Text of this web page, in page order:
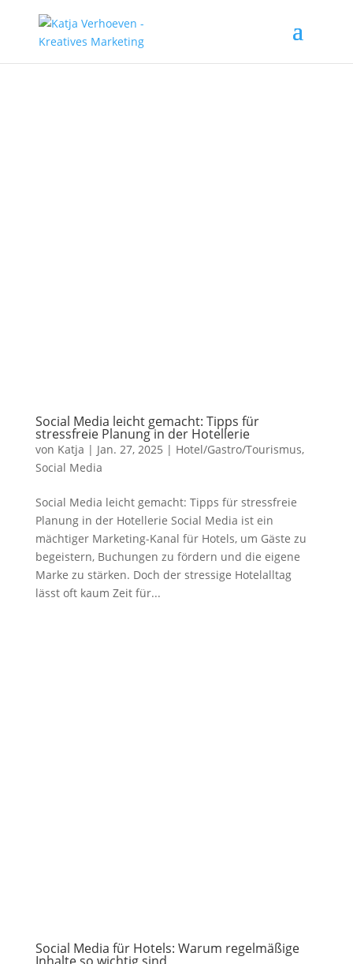
Social Media leicht gemacht: Tipps für
stressfreie Planung in der Hotellerie
von Katja | Jan. 27, 2025 | Hotel/Gastro/Tourismus,
Social Media
Social Media leicht gemacht: Tipps für stressfreie
Planung in der Hotellerie Social Media ist ein
mächtiger Marketing-Kanal für Hotels, um Gäste zu
begeistern, Buchungen zu fördern und die eigene
Marke zu stärken. Doch der stressige Hotelalltag
lässt oft kaum Zeit für...
Social Media für Hotels: Warum regelmäßige